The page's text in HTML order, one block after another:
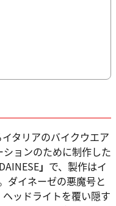
タリアのバイクウエア
ョンのために制作した
」 で、製作はイ
ダイネーゼの悪魔号と
ッドライトを覆い隠す